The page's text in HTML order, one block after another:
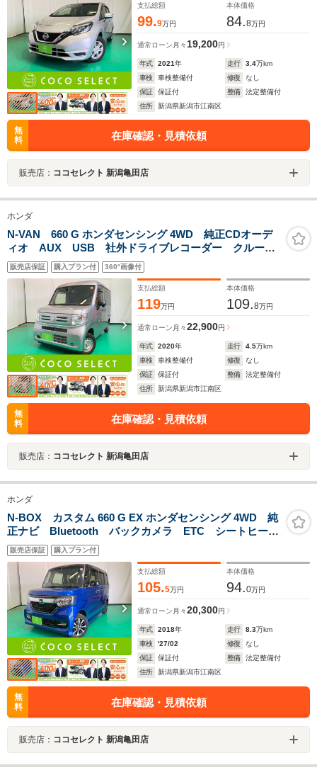
支払総額
99.9万円
本体価格
84.8万円
通常ローン 月々 19,200円
年式 2021年 走行 3.4万km
車検
車検整備付 修復
なし
保証
保証付 整備
法定整備付
住所
新潟県新潟市江南区
無
料
在庫確認・見積依頼
販売店： ココセレクト 新潟亀田店
ホンダ
N-VAN 660 G ホンダセンシング 4WD 純正CDオーデ
ィオ AUX USB 社外ドライブレコーダー クルーズ
コントロール キーレス オートエアコン 車線逸
脱 横滑り防止 アイドリングストップ レベライザ
ー ハロゲンヘッドライト 4WD フルフラット
販売店保証 購入プラン付 360°画像付
支払総額
119万円
本体価格
109.8万円
通常ローン 月々22,900円
年式 2020年 走行 4.5万km
車検
車検整備付 修復
なし
保証
保証付 整備
法定整備付
住所
新潟県新潟市江南区
無
料
在庫確認・見積依頼
販売店： ココセレクト 新潟亀田店
ホンダ
N-BOX カスタム 660 G EX ホンダセンシング 4WD 純
正ナビ Bluetooth バックカメラ ETC シートヒータ
ー 両側電動スライドドア エンジンスターター 衝突
被害軽減ブレーキ コーナーセンサー クルーズコント
ロール USB 4WD
販売店保証 購入プラン付
支払総額
105.5万円
本体価格
94.0万円
通常ローン 月々20,300円
年式 2018年 走行 8.3万km
車検
'27/02 修復
なし
保証
保証付 整備
法定整備付
住所
新潟県新潟市江南区
無
料
在庫確認・見積依頼
販売店： ココセレクト 新潟亀田店